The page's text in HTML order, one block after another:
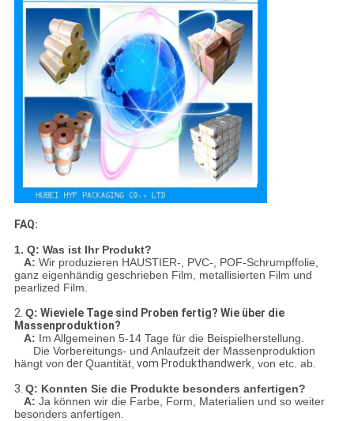
FAQ:
1. Q: Was ist Ihr Produkt?
A: Wir produzieren HAUSTIER-, PVC-, POF-Schrumpffolie,
ganz eigenhändig geschrieben Film, metallisierten Film und
pearlized Film.
2. Q: Wieviele Tage sind Proben fertig? Wie über die
Massenproduktion?
A: Im Allgemeinen 5-14 Tage für die Beispielherstellung.
Die Vorbereitungs- und Anlaufzeit der Massenproduktion
hängt von derQuantität, vom Produkthandwerk, von etc. ab.
3. Q: Konnten Sie die Produkte besonders anfertigen?
A: Ja können wir die Farbe, Form, Materialien und so weiter
besonders anfertigen.